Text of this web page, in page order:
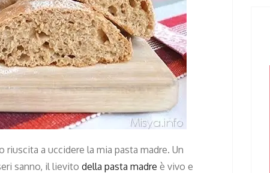
a uccidere la mia pasta madre. Un
sanno, il lievito della pasta madre è vivo e